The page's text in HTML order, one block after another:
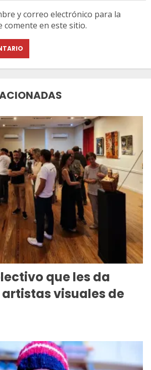
y correo electrónico para la
comente en este sitio.
que les da
visuales de